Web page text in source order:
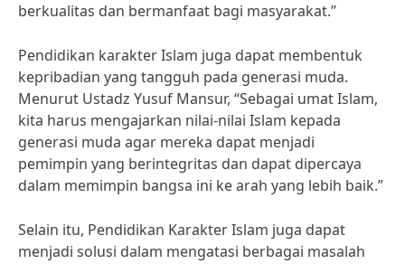
berkualitas dan bermanfaat bagi masyarakat.”
Pendidikan karakter Islam juga dapat membentuk
kepribadian yang tangguh pada generasi muda.
Menurut Ustadz Yusuf Mansur, “Sebagai umat Islam,
kita harus mengajarkan nilai-nilai Islam kepada
generasi muda agar mereka dapat menjadi
pemimpin yang berintegritas dan dapat dipercaya
dalam memimpin bangsa ini ke arah yang lebih baik.”
Selain itu, Pendidikan Karakter Islam juga dapat
menjadi solusi dalam mengatasi berbagai masalah